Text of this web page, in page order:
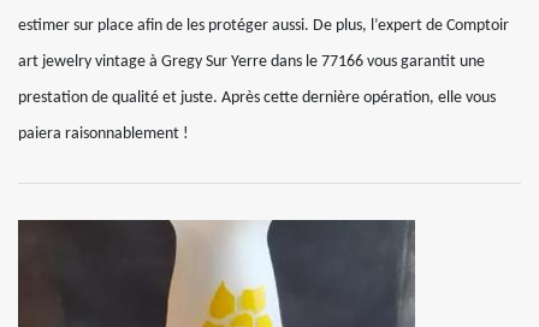
estimer sur place afin de les protéger aussi. De plus, l’expert de Comptoir
art jewelry vintage à Gregy Sur Yerre dans le 77166 vous garantit une
prestation de qualité et juste. Après cette dernière opération, elle vous
paiera raisonnablement !